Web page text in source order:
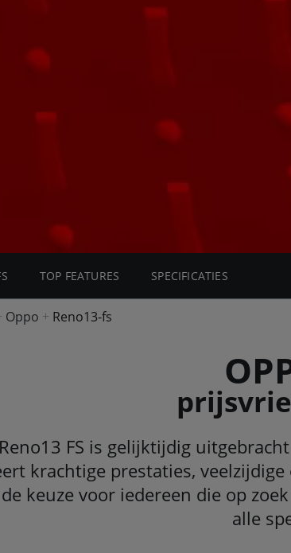
TOP FEATURES SPECIFICATIES
Oppo Reno13-fs
FS is gelijktijdig
krachtige prestaties,
keuze voor iedereen die op
alle